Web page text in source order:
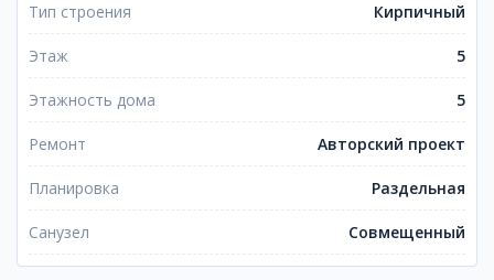
Тип строения Кирпичный
Этаж 5
Этажность дома 5
Ремонт Авторский проект
Планировка Раздельная
Санузел Совмещенный